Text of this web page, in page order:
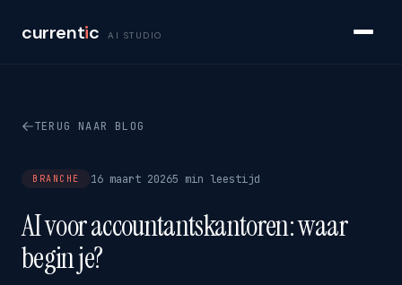
currentic AI STUDIO
TERUG NAAR BLOG
BRANCHE 16 maart 20265 min leestijd
AI voor accountantskantoren: waar
begin je?